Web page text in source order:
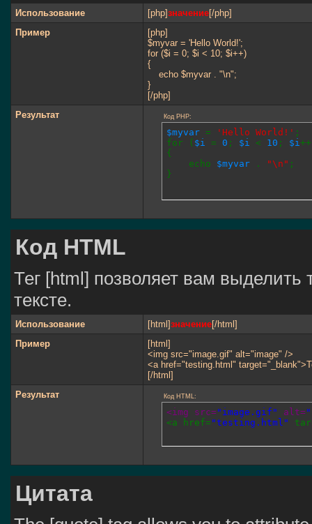
Использование [php]значение[/php]
Пример
[php]
$myvar = 'Hello World!';
for ($i = 0; $i < 10; $i++)
{
echo $myvar . "\n";
}
[/php]
Результат
Код PHP:
$myvar = 'Hello World!' ;
for ( $i = 0 ; $i < 10 ; $i
{
echo $myvar . "\n" ;
}
Код HTML
Тег [html] позволяет вам
тексте.
Использование [html]значение[/html]
Пример
[html]
<img src="image.gif" alt="image" />
<a href="testing.html"
[/html]
Результат
Код HTML:
<img src= "image.gif" alt=
<a href= "testing.html"
Цитата